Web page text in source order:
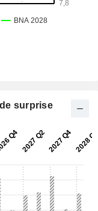
surprise